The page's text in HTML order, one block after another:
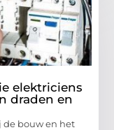
elektriciens
draden en
de bouw en het